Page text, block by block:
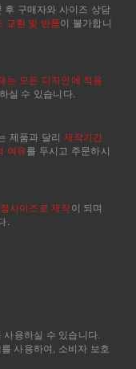
후 구매자와 사이즈 상담
교환 및 반품이 불가합니
는 모든 디자인에 적용
실 수 있습니다.
제품과 달리 제작기간
여유를 두시고 주문하시
사이즈로 제작이 되며
.
용하실 수 있습니다.
사용하여, 소비자 보호